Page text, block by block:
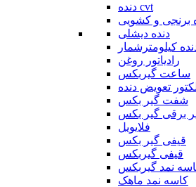
دنده cvt
برنجی و کشویی
دنده دیشلی
کیلومترشمار
رادیاتور روغن
ساعت گیربکس
تعویض دنده
شفت گیر بکس
برقی گیر بکس
فلایویل
قیفی گیر بکس
قیفی گیربکس
نمد گیربکس
کاسه نمد ماهک